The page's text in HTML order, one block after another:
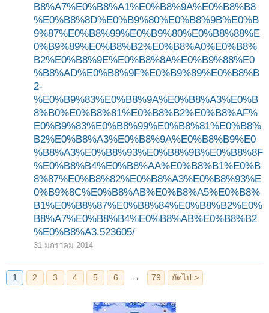
B8%A7%E0%B8%A1%E0%B8%9A%E0%B8%B8
%E0%B8%8D%E0%B9%80%E0%B8%9B%E0%B
9%87%E0%B8%99%E0%B9%80%E0%B8%88%E
0%B9%89%E0%B8%B2%E0%B8%A0%E0%B8%
B2%E0%B8%9E%E0%B8%8A%E0%B9%88%E0
%B8%AD%E0%B8%9F%E0%B9%89%E0%B8%B
2-
%E0%B9%83%E0%B8%9A%E0%B8%A3%E0%B
8%B0%E0%B8%81%E0%B8%B2%E0%B8%AF%
E0%B9%83%E0%B8%99%E0%B8%81%E0%B8%
B2%E0%B8%A3%E0%B8%9A%E0%B8%B9%E0
%B8%A3%E0%B8%93%E0%B8%9B%E0%B8%8F
%E0%B8%B4%E0%B8%AA%E0%B8%B1%E0%B
8%87%E0%B8%82%E0%B8%A3%E0%B8%93%E
0%B9%8C%E0%B8%AB%E0%B8%A5%E0%B8%
B1%E0%B8%87%E0%B8%84%E0%B8%B2%E0%
B8%A7%E0%B8%B4%E0%B8%AB%E0%B8%B2
%E0%B8%A3.523605/
31 มกราคม 2014